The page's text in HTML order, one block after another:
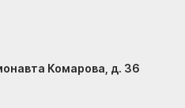
Комарова, д. 36